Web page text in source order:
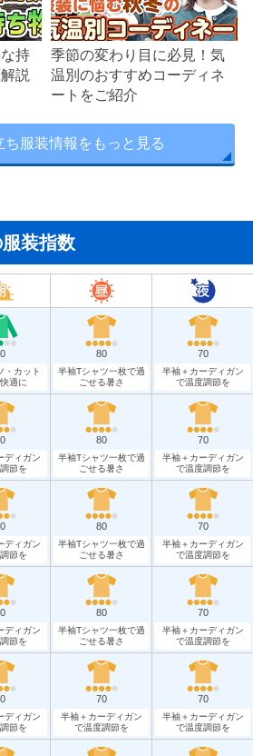
持
説
季節の変わり目に必見！気
温別のおすすめコーディネ
ートをご紹介
ち服装情報をもっと見る
装指数
・カット
適に
80
半袖Tシャツ一枚で過
ごせる暑さ
70
半袖＋カーディガン
で温度調節を
ディガン
節を
80
半袖Tシャツ一枚で過
ごせる暑さ
70
半袖＋カーディガン
で温度調節を
ディガン
節を
80
半袖Tシャツ一枚で過
ごせる暑さ
70
半袖＋カーディガン
で温度調節を
ディガン
節を
80
半袖Tシャツ一枚で過
ごせる暑さ
70
半袖＋カーディガン
で温度調節を
ディガン
節を
70
半袖＋カーディガン
で温度調節を
70
半袖＋カーディガン
で温度調節を